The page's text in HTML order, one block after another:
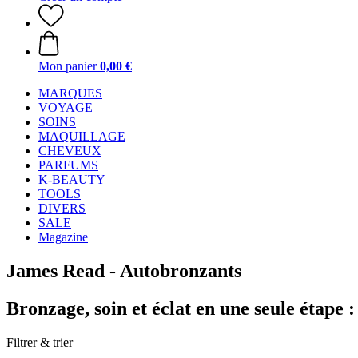
Mon panier 0,00 €
MARQUES
VOYAGE
SOINS
MAQUILLAGE
CHEVEUX
PARFUMS
K-BEAUTY
TOOLS
DIVERS
SALE
Magazine
James Read - Autobronzants
Bronzage, soin et éclat en une seule
Filtrer & trier